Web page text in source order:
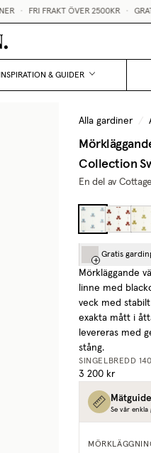
• FRI FRAKT ÖVER 2500KR •
INSPIRATION & GUIDER
Alla gardiner /
Collection
En del av
Gratis
Mörkläggande
linne med
veck med
exakta mått i
levereras med
stång.
SINGELBREDD
3 200 kr
Se vår